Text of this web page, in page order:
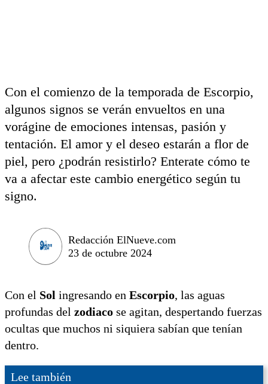
Con el comienzo de la temporada de Escorpio,
algunos signos se verán envueltos en una
vorágine de emociones intensas, pasión y
tentación. El amor y el deseo estarán a flor de
piel, pero ¿podrán resistirlo? Enterate cómo te
va a afectar este cambio energético según tu
signo.
Redacción ElNueve.com
23 de octubre 2024
Con el Sol ingresando en Escorpio, las aguas
profundas del zodiaco se agitan, despertando fuerzas
ocultas que muchos ni siquiera sabían que tenían
dentro.
Lee también